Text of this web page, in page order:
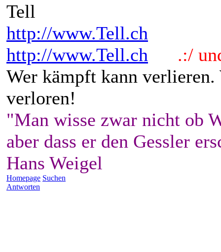
Tell
http://www.Tell.ch
http://www.Tell.ch
.:/
Wer kämpft kann
verloren!
"Man wisse zwar nicht ob
aber dass er den Gessler
Hans Weigel
Homepage Suchen
Antworten